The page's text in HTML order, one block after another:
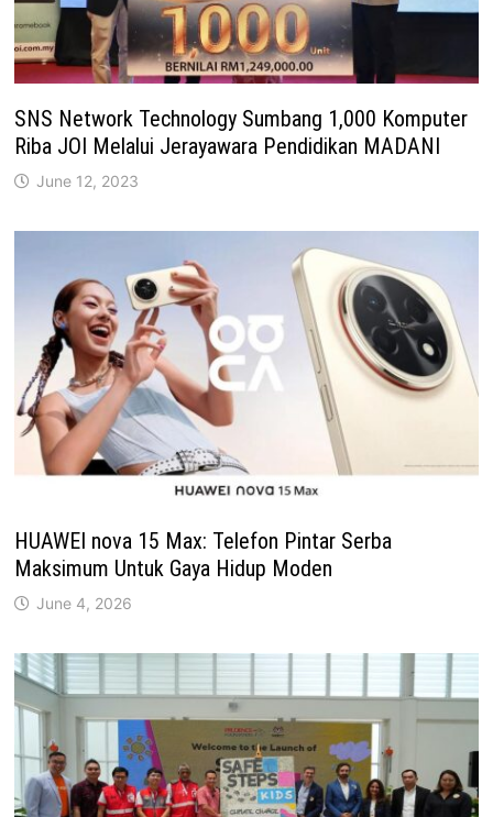
SNS Network Technology Sumbang 1,000 Komputer
Riba JOI Melalui Jerayawara Pendidikan MADANI
June 12, 2023
HUAWEI nova 15 Max: Telefon Pintar Serba
Maksimum Untuk Gaya Hidup Moden
June 4, 2026